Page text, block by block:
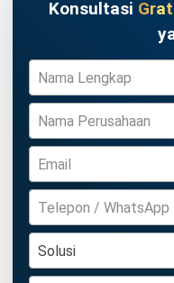
CRM FOR LEADS
Meningkatkan
Perbankan
Anatha Ginting- 31/07/2026